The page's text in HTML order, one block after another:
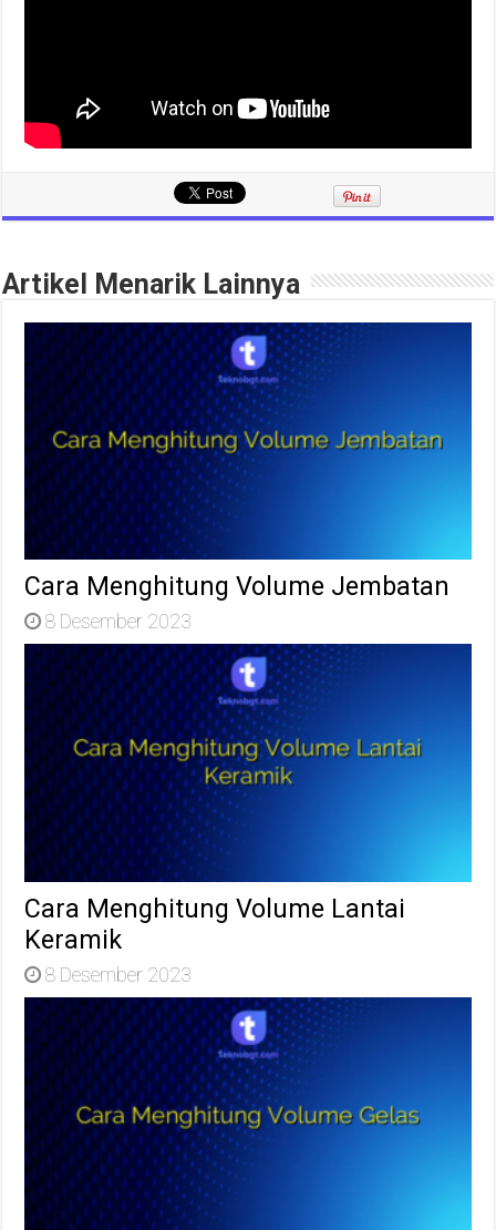
Artikel Menarik Lainnya
Cara Menghitung Volume Jembatan
8 Desember 2023
Cara Menghitung Volume Lantai
Keramik
8 Desember 2023